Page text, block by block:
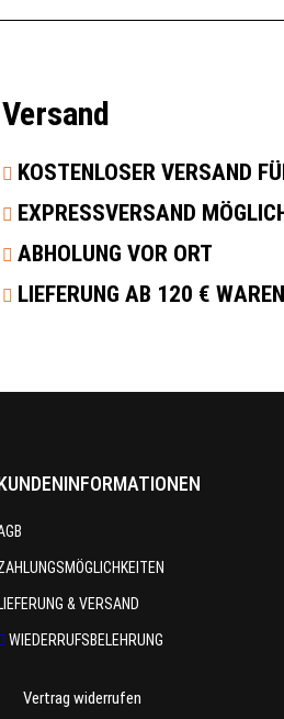
Versand
KOSTENLOSER VERSAND
EXPRESSVERSAND
ABHOLUNG VOR ORT
LIEFERUNG AB 120 €
LIEFERUNG & VERSAND
WIEDERRUFSBELEHRUNG
Vertrag widerrufen